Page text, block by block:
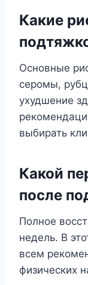
Какие
Основные
серомы,
ухудшение
выбирать
Какой
после
Полное
недель. В
всем
физических